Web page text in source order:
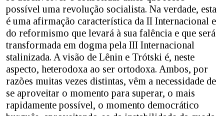
possível uma revolução socialista. Na verdade, esta
é uma afirmação característica da II Internacional e
do reformismo que levará à sua falência e que será
transformada em dogma pela III Internacional
stalinizada. A visão de Lênin e Trótski é, neste
aspecto, heterodoxa ao ser ortodoxa. Ambos, por
razões muitas vezes distintas, vêm a necessidade de
se aproveitar o momento para superar, o mais
rapidamente possível, o momento democrático